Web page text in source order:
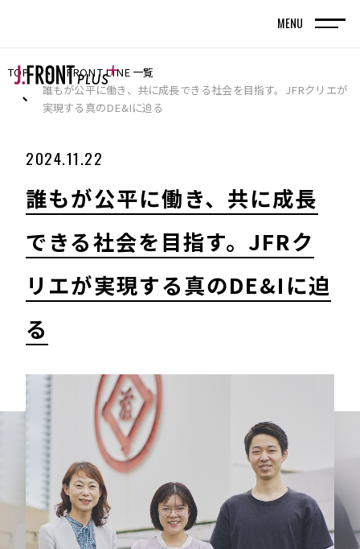
MENU
TOP トップページ
FRONT LINE
SPECIAL EDITION 特集記事
百貨店が街の新しい風景を編んでいく。神戸旧居
留地で体現する、共創型まちづくりの実践
力を最大化
未来をより良く、面白くするー 従業員のWillを
起点に、スタートアップ企業との共創を目指すC
VC
VIEW MORE
TOP
FRONT LINE 一覧
誰もが公平に働き、共に成長できる社会を目指す。JFRクリエが
実現する真のDE&Iに迫る
2024.11.22
誰もが公平に働き、共に成長
できる社会を目指す。JFRク
リエが実現する真のDE&Iに迫
る